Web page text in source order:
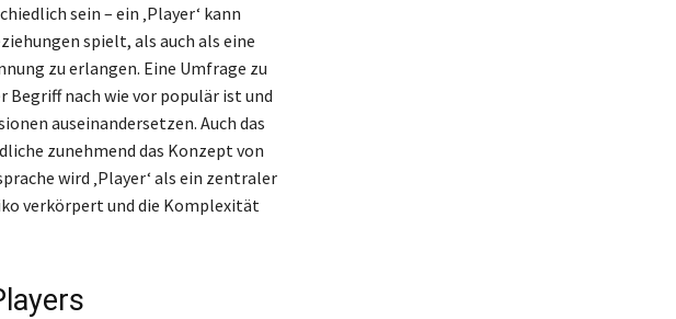
sein – ein ‚Player‘ kann
spielt, als auch als eine
zu erlangen. Eine Umfrage zu
Begriff nach wie vor populär ist und
auseinandersetzen. Auch das
zunehmend das Konzept von
wird ‚Player‘ als ein zentraler
verkörpert und die Komplexität